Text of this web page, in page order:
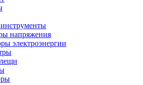
напряжения
электроэнергии